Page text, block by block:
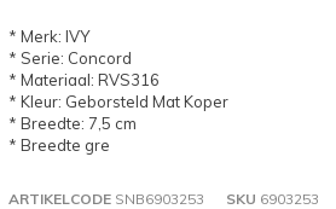
* Merk: IVY
* Serie: Concord
* Materiaal: RVS316
* Kleur: Geborsteld Mat Koper
* Breedte: 7,5 cm
* Breedte gre
ARTIKELCODESNB6903253 SKU 6903253